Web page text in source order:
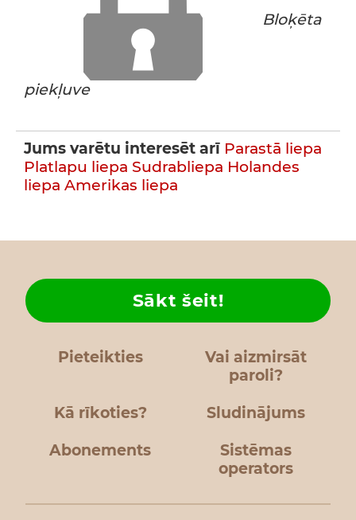
Bloķēta
piekļuve
Jums varētu interesēt arī Parastā liepa
Platlapu liepa Sudrabliepa Holandes
liepa Amerikas liepa
Pieteikties
Vai aizmirsāt
paroli?
Kā rīkoties?
Sākt šeit!
Sludinājums
Abonements
Sistēmas
operators